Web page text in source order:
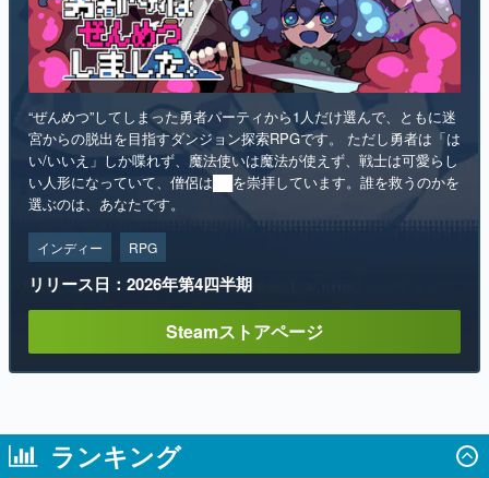
“ぜんめつ”してしまった勇者パーティから1人だけ選んで、ともに迷
宮からの脱出を目指すダンジョン探索RPGです。 ただし勇者は「は
い/いいえ」しか喋れず、魔法使いは魔法が使えず、戦士は可愛らし
い人形になっていて、僧侶は██を崇拝しています。誰を救うのかを
選ぶのは、あなたです。
インディー RPG
リリース日：2026年第4四半期
ランキング
1
「タバコを止められない猫耳キャラを描く
深夜枠アニメ」に視聴者の一部から批判意